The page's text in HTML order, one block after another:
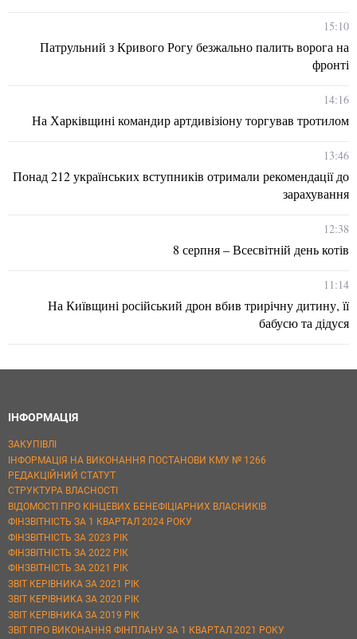
15:10
Патрульний з Кривого Рогу безжально палить ворога на
фронті
14:16
На Харківщині командир артдивізіону торгував тротилом
13:46
Понад 212 українських вступників отримали рекомендації до
зарахування
12:38
8 серпня – Всесвітній день котів
11:14
На Київщині російський дрон вбив трирічну дитину, її
бабусю та дідуся
ІНФОРМАЦІЯ
ЗАКУПІВЛІ
ІНФОРМАЦІЯ НА ВИКОНАННЯ ПОСТАНОВИ КМУ № 1266
РЕДАКЦІЙНИЙ СТАТУТ
СТРУКТУРА ВЛАСНОСТІ
ВІДОМОСТІ ПРО КІНЦЕВИХ БЕНЕФІЦІАРНИХ ВЛАСНИКІВ
ФІНЗВІТНІСТЬ ЗА 1 КВАРТАЛ 2024 РОКУ
ФІНЗВІТНІСТЬ ЗА 2023 РІК
ФІНЗВІТНІСТЬ ЗА 2022 РІК
ФІНЗВІТНІСТЬ ЗА 2021 РІК
ЗВІТ КЕРІВНИКА ЗА 2021 РІК
ЗВІТ КЕРІВНИКА ЗА 2020 РІК
ЗВІТ КЕРІВНИКА ЗА 2019 РІК
ЗВІТ ПРО ВИКОНАННЯ ФІНПЛАНУ ЗА 1 КВАРТАЛ 2021 РОКУ